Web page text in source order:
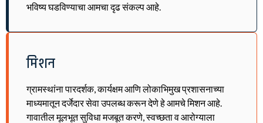
भविष्य घडविण्याचा आमचा दृढ संकल्प आहे.
मिशन
ग्रामस्थांना पारदर्शक, कार्यक्षम आणि लोकाभिमुख प्रशासनाच्या
माध्यमातून दर्जेदार सेवा उपलब्ध करून देणे हे आमचे मिशन आहे.
गावातील मूलभूत सुविधा मजबूत करणे, स्वच्छता व आरोग्याला